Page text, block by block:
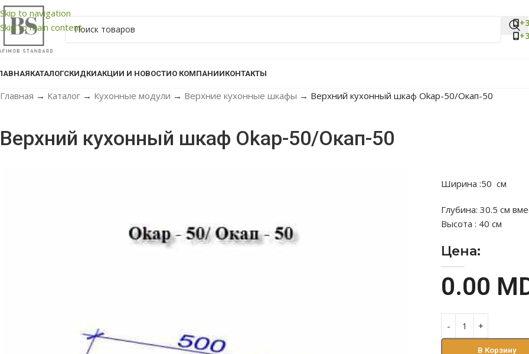
Skip to navigation
Skip to main content
КАТАЛОГСКИДКИАКЦИИ И НОВОСТИО КОМПАНИИКОНТАКТЫ
Главная → Каталог → Кухонные модули → Верхние кухонные шкафы → Верхний кухонный шкаф Okap-50/Окап-50
Верхний кухонный шкаф Okap-50/Окап-50
Ширина :50 см
Глубина: 30.5 см
Высота : 40 см
Цена:
0.00
В Корзину